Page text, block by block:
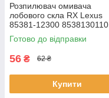
Розпилювач омивача
лобового скла RX Lexus
85381-12300 8538130110
Готово до відправки
56 ₴ 62 ₴
Купити